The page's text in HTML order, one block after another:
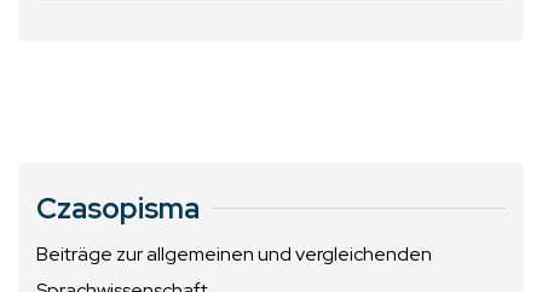
Czasopisma
Beiträge zur allgemeinen und vergleichenden